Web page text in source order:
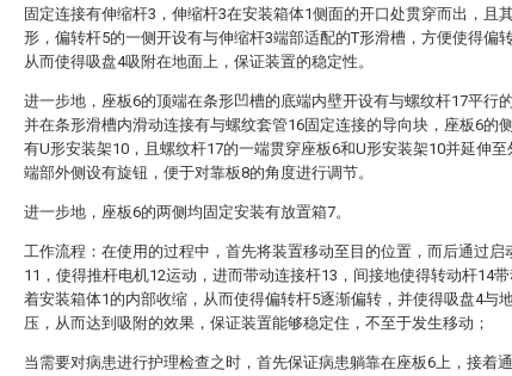
固定连接有伸缩杆3，伸缩杆3在安装箱体1侧面的开口处贯穿而出，且
形，偏转杆5的一侧开设有与伸缩杆3端部适配的T形滑槽，方便使得偏
从而使得吸盘4吸附在地面上，保证装置的稳定性。
进一步地，座板6的顶端在条形凹槽的底端内壁开设有与螺纹杆17平行
并在条形滑槽内滑动连接有与螺纹套管16固定连接的导向块，座板6的
有U形安装架10，且螺纹杆17的一端贯穿座板6和U形安装架10并延伸至
端部外侧设有旋钮，便于对靠板8的角度进行调节。
进一步地，座板6的两侧均固定安装有放置箱7。
工作流程：在使用的过程中，首先将装置移动至目的位置，而后通过启
11，使得推杆电机12运动，进而带动连接杆13，间接地使得转动杆14
着安装箱体1的内部收缩，从而使得偏转杆5逐渐偏转，并使得吸盘4与
压，从而达到吸附的效果，保证装置能够稳定住，不至于发生移动；
当需要对病患进行护理检查之时，首先保证病患躺靠在座板6上，接着